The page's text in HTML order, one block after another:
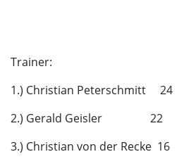
Trainer:
1.) Christian Peterschmitt 24
2.) Gerald Geisler 22
3.) Christian von der Recke 16